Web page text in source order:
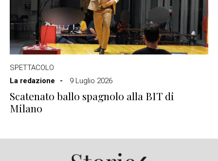
SPETTACOLO
La redazione
9 Luglio 2026
Scatenato ballo spagnolo alla BIT di
Milano